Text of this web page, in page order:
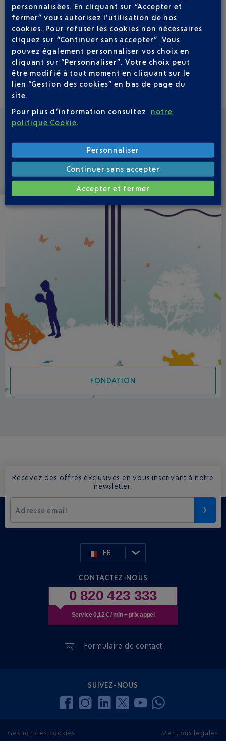
D'AZUR
Découvrez notre fondation
FONDATION
Recevez des offres exclusives en vous inscrivant à notre
newsletter.
Adresse email
FR
CONTACTEZ-NOUS
0 820 423 333
Service 0,12 € / min + prix appel
Formulaire de contact
SUIVEZ-NOUS
Gestion des cookies Mentions légales
personnalisées. En cliquant sur “Accepter et
fermer” vous autorisez l’utilisation de nos
cookies. Pour refuser les cookies non nécessaires
cliquez sur “Continuer sans accepter”. Vous
pouvez également personnaliser vos choix en
cliquant sur “Personnaliser”. Votre choix peut
être modifié à tout moment en cliquant sur le
lien “Gestion des cookies” en bas de page du
site.
Pour plus d’information consultez
notre
politique Cookie
Personnaliser
Continuer sans accepter
Accepter et fermer